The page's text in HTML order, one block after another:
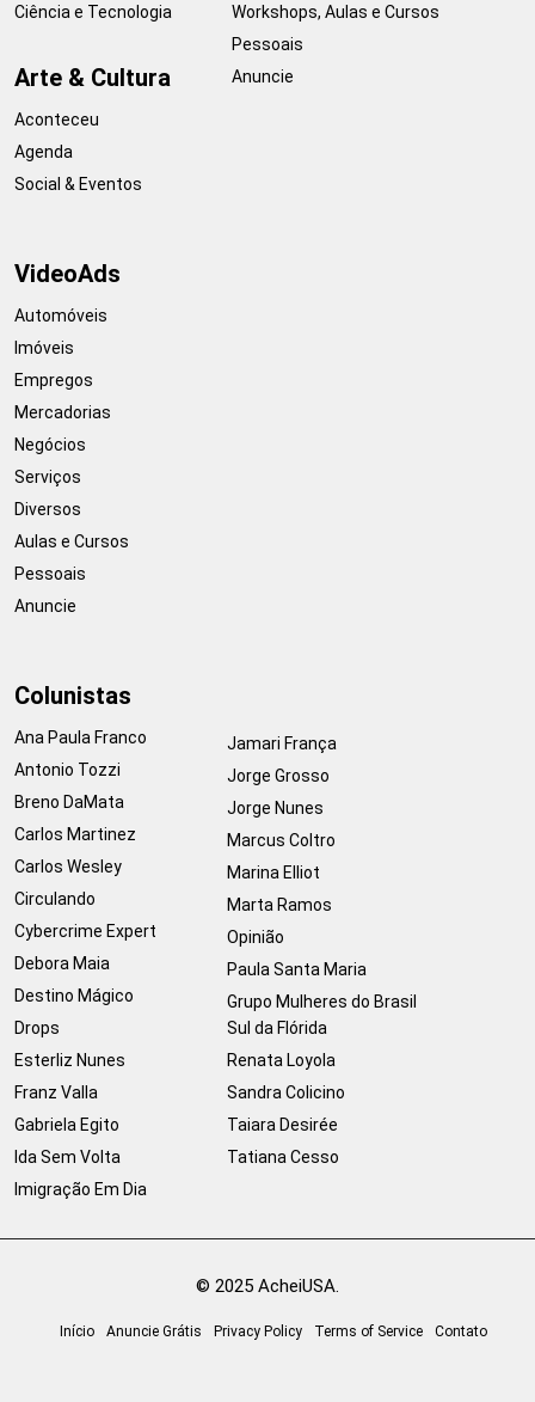
Ciência e Tecnologia
Arte & Cultura
Aconteceu
Agenda
Social & Eventos
Workshops, Aulas e Cursos
Pessoais
Anuncie
VideoAds
Automóveis
Imóveis
Empregos
Mercadorias
Negócios
Serviços
Diversos
Aulas e Cursos
Pessoais
Anuncie
Colunistas
Ana Paula Franco
Antonio Tozzi
Breno DaMata
Carlos Martinez
Carlos Wesley
Circulando
Cybercrime Expert
Debora Maia
Destino Mágico
Drops
Esterliz Nunes
Franz Valla
Gabriela Egito
Ida Sem Volta
Imigração Em Dia
Jamari França
Jorge Grosso
Jorge Nunes
Marcus Coltro
Marina Elliot
Marta Ramos
Opinião
Paula Santa Maria
Grupo Mulheres do Brasil
Sul da Flórida
Renata Loyola
Sandra Colicino
Taiara Desirée
Tatiana Cesso
© 2025 AcheiUSA.
Início Anuncie Grátis Privacy Policy Terms of Service Contato